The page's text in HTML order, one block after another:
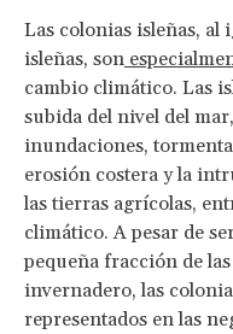
Las colonias isleñas, al
isleñas, son
cambio climático. Las
subida del nivel del
inundaciones,
erosión costera y la
las tierras agrícolas,
climático. A pesar de
pequeña fracción de
invernadero, las
representados en las